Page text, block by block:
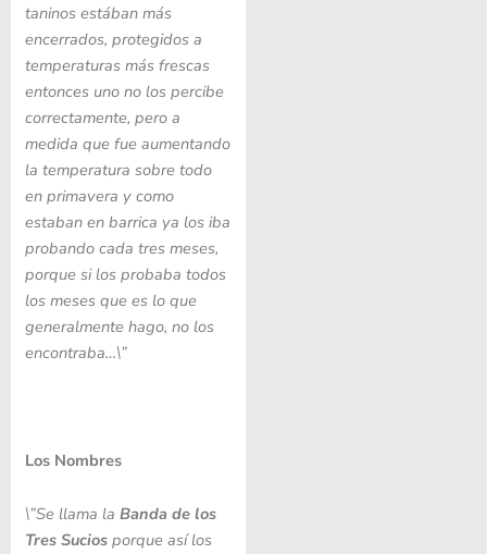
taninos estában más
encerrados, protegidos a
temperaturas más frescas
entonces uno no los percibe
correctamente, pero a
medida que fue aumentando
la temperatura sobre todo
en primavera y como
estaban en barrica ya los iba
probando cada tres meses,
porque si los probaba todos
los meses que es lo que
generalmente hago, no los
encontraba…\”
Los Nombres
\”Se llama la Banda de los
Tres Suciosporque así los